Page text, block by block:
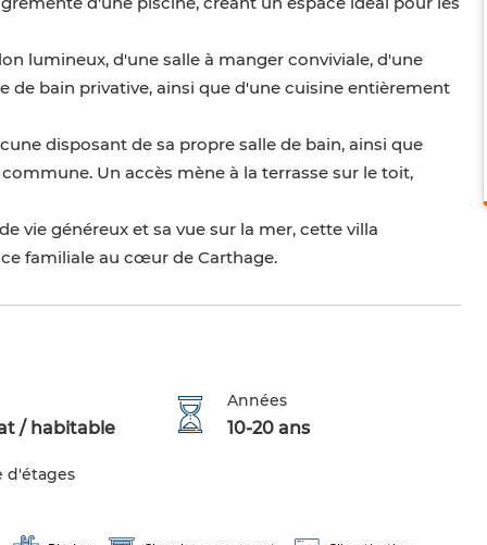
lumineux, d'une salle à manger conviviale, d'une
de bain privative, ainsi que d'une cuisine entièrement
disposant de sa propre salle de bain, ainsi que
Un accès mène à la terrasse sur le toit,
vie généreux et sa vue sur la mer, cette villa
familiale au cœur de Carthage.
/ habitable
Années
10-20 ans
d'étages